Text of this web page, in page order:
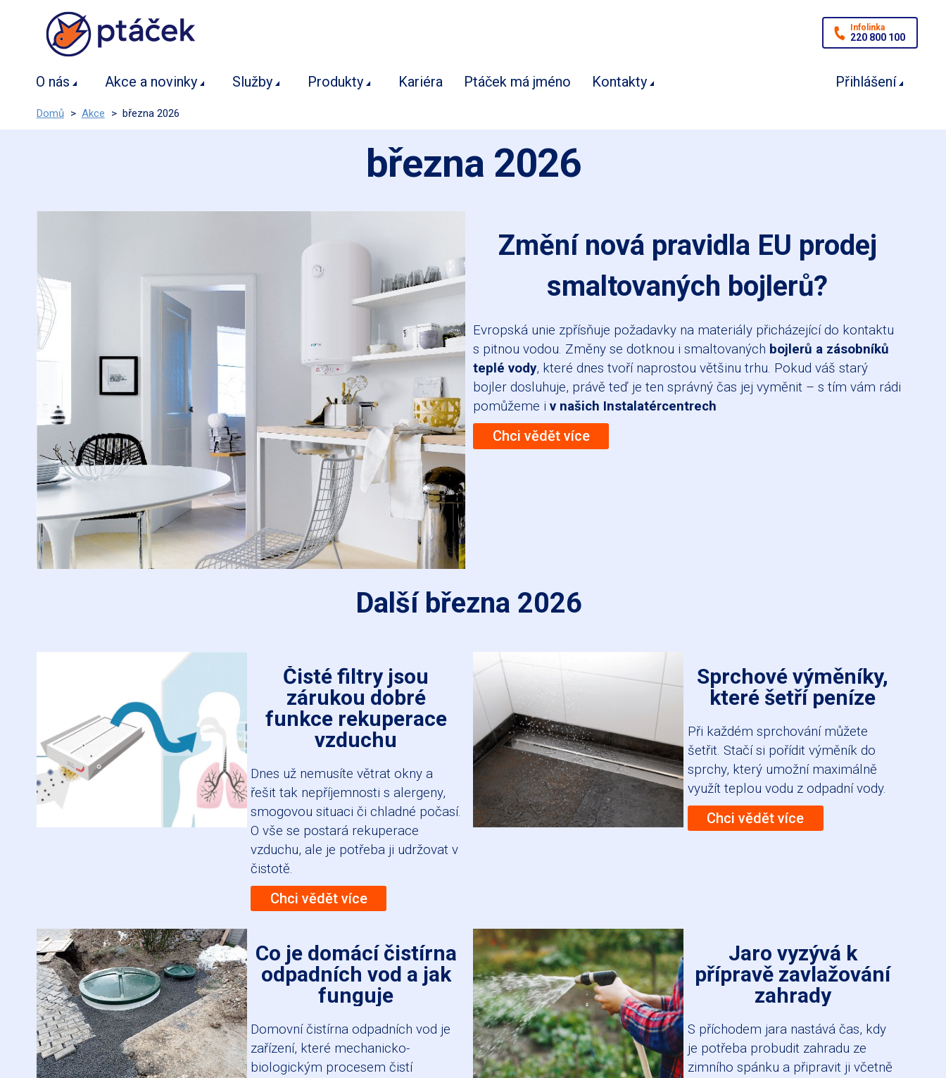
Infolinka
220 800 100
Přihlášení
O nás Akce a novinky Služby Produkty Kariéra Ptáček má jméno Kontakty
Domů > Akce > března 2026
března 2026
Změní nová pravidla EU prodej
smaltovaných bojlerů?
Evropská unie zpřísňuje požadavky na materiály přicházející do kontaktu
s pitnou vodou. Změny se dotknou i smaltovaných bojlerů a zásobníků
teplé vody, které dnes tvoří naprostou většinu trhu. Pokud váš starý
bojler dosluhuje, právě teď je ten správný čas jej vyměnit – s tím vám rádi
pomůžeme i v našich Instalatércentrech
Chci vědět více
Další března 2026
Čisté filtry jsou
zárukou dobré
funkce rekuperace
vzduchu
Dnes už nemusíte větrat okny a
řešit tak nepříjemnosti s alergeny,
smogovou situaci či chladné počasí.
O vše se postará rekuperace
vzduchu, ale je potřeba ji udržovat v
čistotě.
Chci vědět více
Sprchové výměníky,
které šetří peníze
Při každém sprchování můžete
šetřit. Stačí si pořídit výměník do
sprchy, který umožní maximálně
využít teplou vodu z odpadní vody.
Chci vědět více
Co je domácí čistírna
odpadních vod a jak
funguje
Domovní čistírna odpadních vod je
zařízení, které mechanicko-
biologickým procesem čistí
Jaro vyzývá k
přípravě zavlažování
zahrady
S příchodem jara nastává čas, kdy
je potřeba probudit zahradu ze
zimního spánku a připravit ji včetně